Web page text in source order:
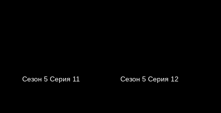
Сезон 5 Серия 11 Сезон 5 Серия 12